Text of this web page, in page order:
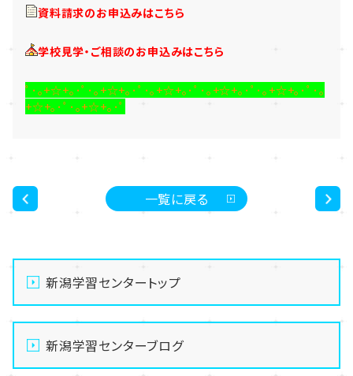
資料請求のお申込みはこちら
学校見学・ご相談のお申込みはこちら
ﾟ･｡+☆+｡･ﾟ･｡+☆+｡･ﾟ･｡+☆+｡･ﾟ･｡+☆+｡･ﾟ･｡+☆+｡･ﾟ･｡
+☆+｡･ﾟ･｡+☆+｡･ﾟ
一覧に戻る
新潟学習センタートップ
新潟学習センターブログ